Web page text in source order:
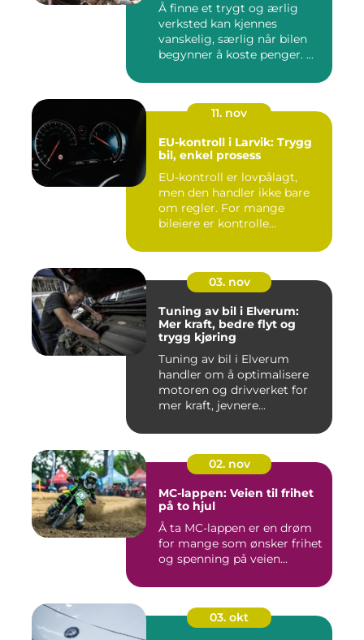
Å finne et trygt og ærlig
verksted kan kjennes
vanskelig, særlig når bilen
begynner å koste penger. ...
11. nov
EU-kontroll i Larvik: Trygg
bil, enkel prosess
EU-kontroll er lovpålagt,
men den handler ikke bare
om regler. For mange
bileiere er kontrolle...
03. nov
Tuning av bil i Elverum:
Mer kraft, bedre flyt og
trygg kjøring
Tuning av bil i Elverum
handler om å optimalisere
motoren og drivverket for
mer kraft, jevnere...
02. nov
MC-lappen: Veien til frihet
på to hjul
Å ta MC-lappen er en drøm
for mange som ønsker frihet
og spenning på veien...
03. okt